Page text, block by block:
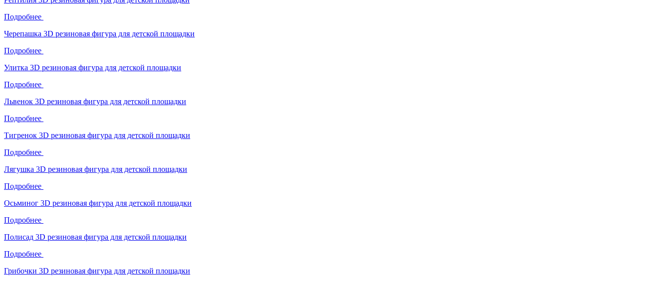
Подробнее
Черепашка 3D резиновая фигура для детской площадки
Подробнее
Улитка 3D резиновая фигура для детской площадки
Подробнее
Львенок 3D резиновая фигура для детской площадки
Подробнее
Тигренок 3D резиновая фигура для детской площадки
Подробнее
Лягушка 3D резиновая фигура для детской площадки
Подробнее
Осьминог 3D резиновая фигура для детской площадки
Подробнее
Полисад 3D резиновая фигура для детской площадки
Подробнее
Грибочки 3D резиновая фигура для детской площадки